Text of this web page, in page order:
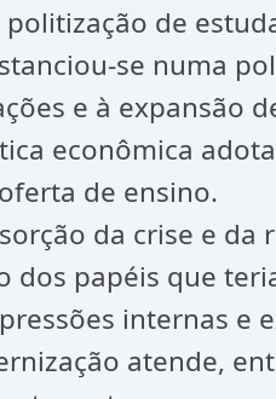
de
se numa
e à
econômica
de ensino.
da crise e
dos papéis que
internas
atende,